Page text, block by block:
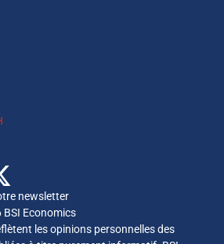
newsletter
Economics
les opinions personnelles des